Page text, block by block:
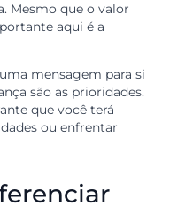
de
guardar apenas o que
das vezes, não sobra